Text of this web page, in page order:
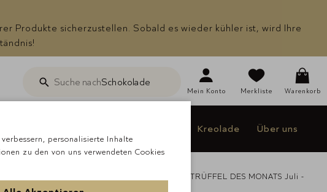
Produkte sicherzustellen. Sobald es wieder kühler ist, wird Ihre
SucheSuche nachSchokolade
Mein Konto Merkliste Warenkorb
Kreolade Über uns
Lauensteiner TRÜFFEL DES MONATS Juli -
Kirsch
personalisierte Inhalte
zu den von uns verwendeten Cookies